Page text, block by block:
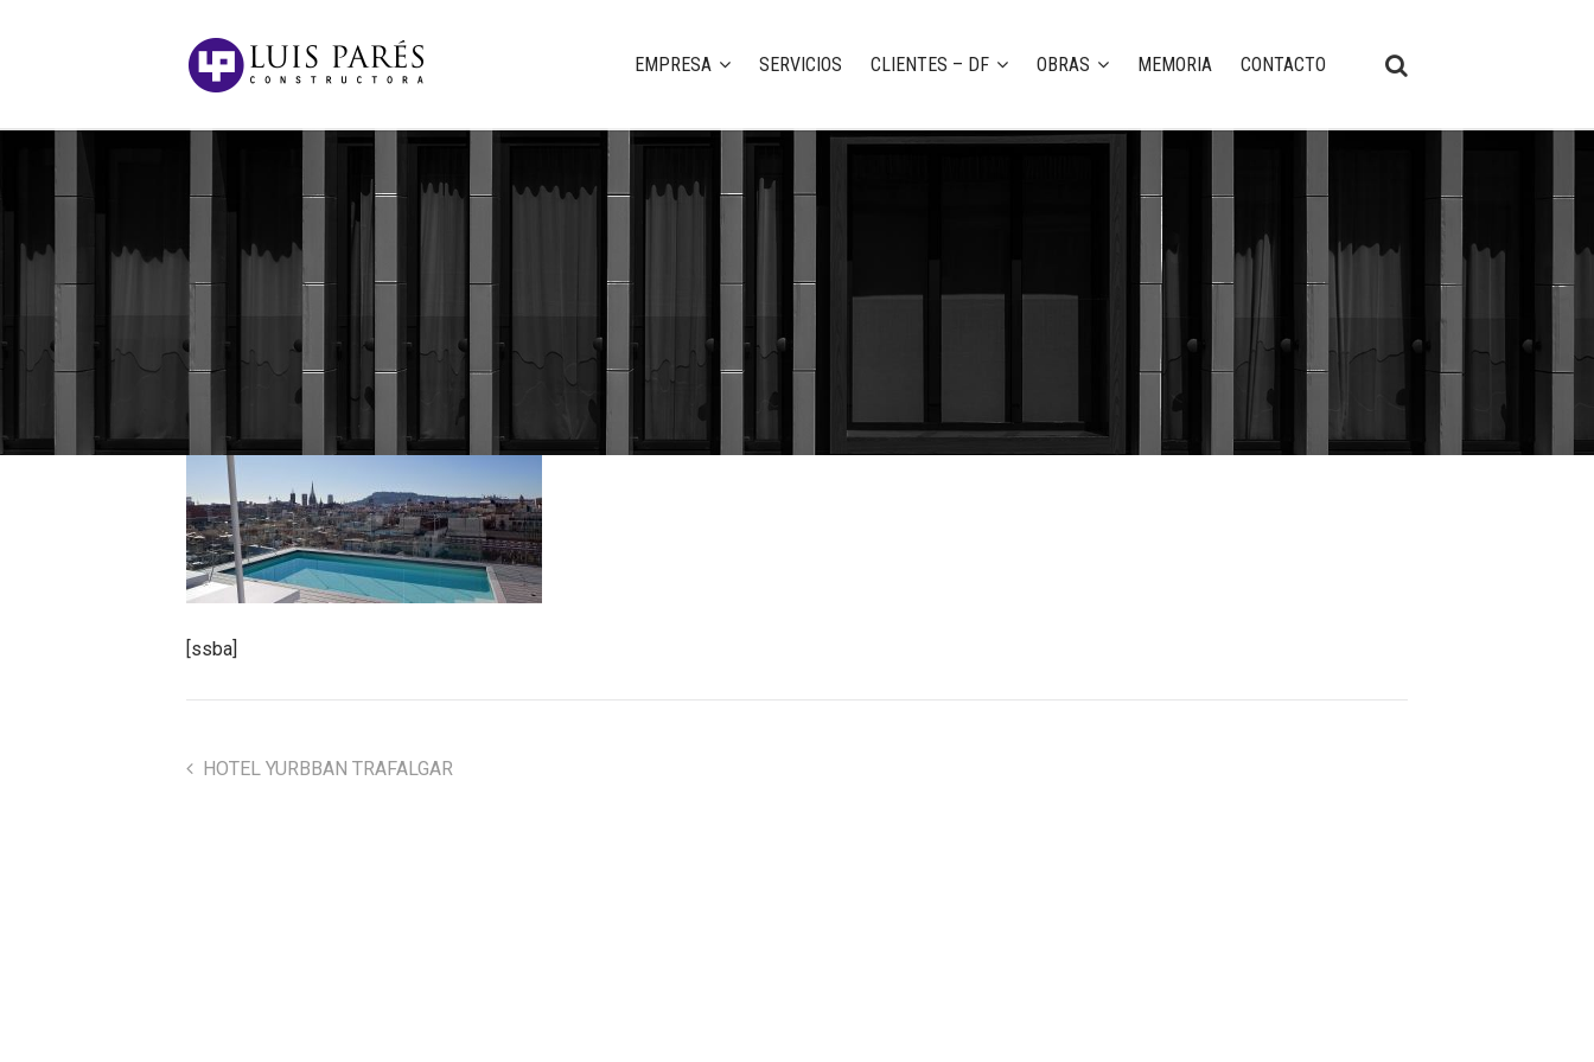
EMPRESA SERVICIOS CLIENTES – DF OBRAS MEMORIA CONTACTO
[ssba]
HOTEL YURBBAN TRAFALGAR